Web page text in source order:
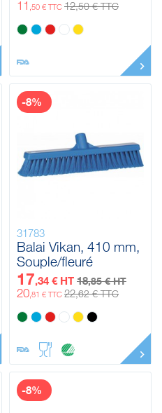
11 ,50 € TTC 12,50 € TTC
31783
Balai Vikan, 410 mm,
Souple/fleuré
17,34 € HT 18,85 € HT
20,81 € TTC 22,62 € TTC
-8%
-8%